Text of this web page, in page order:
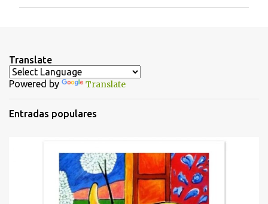
a
r
o
Translate
Powered by Translate
Entradas populares